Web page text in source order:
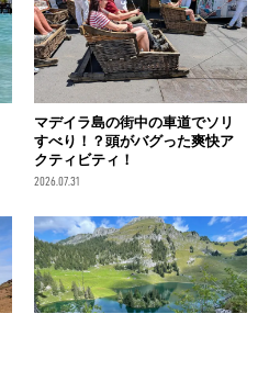
マデイラ島の街中の車道でソリ
すべり！？頭がバグった爽快ア
クティビティ！
2026.07.31